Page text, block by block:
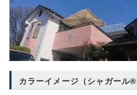
カラーイメージ（シャガール®